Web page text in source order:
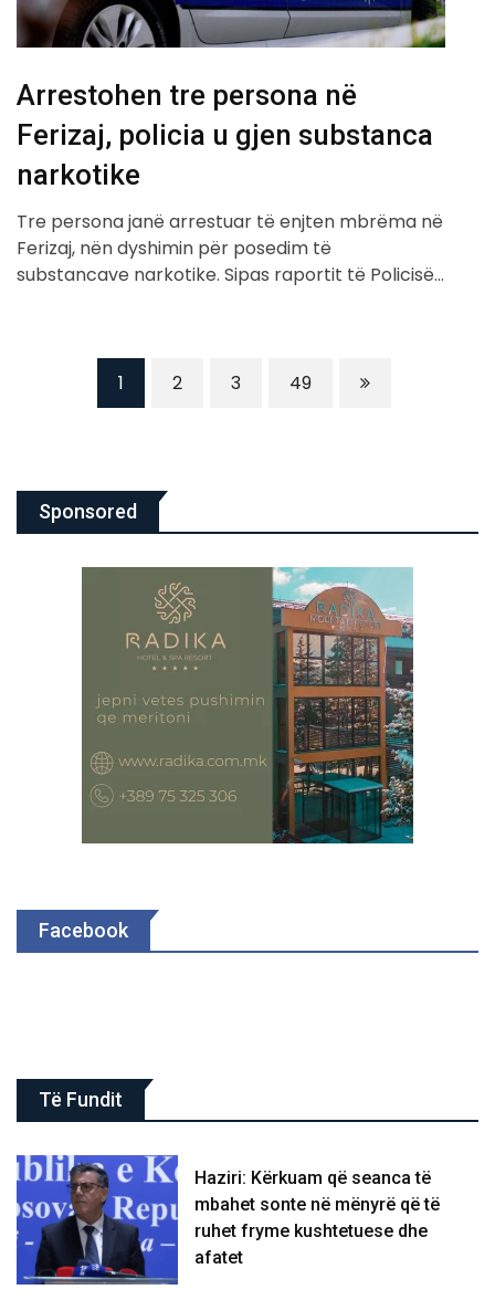
Arrestohen tre persona në
Ferizaj, policia u gjen substanca
narkotike
Tre persona janë arrestuar të enjten mbrëma në
Ferizaj, nën dyshimin për posedim të
substancave narkotike. Sipas raportit të Policisë…
1 2 3 49
Sponsored
Facebook
Të Fundit
Haziri: Kërkuam që seanca të
mbahet sonte në mënyrë që të
ruhet fryme kushtetuese dhe
afatet